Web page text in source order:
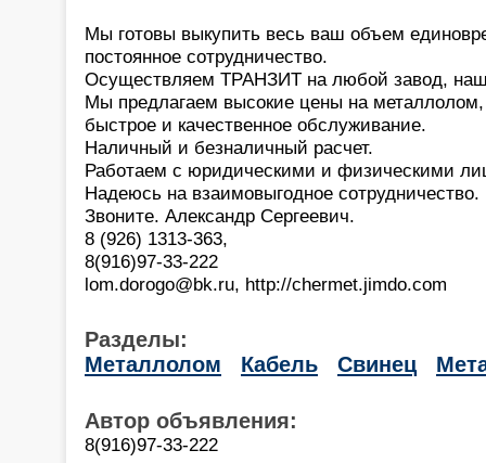
Мы готовы выкупить весь ваш объем
постоянное сотрудничество.
Осуществляем ТРАНЗИТ на любой завод,
Мы предлагаем высокие цены на металлолом,
быстрое и качественное обслуживание.
Наличный и безналичный расчет.
Работаем с юридическими и физическими
Надеюсь на взаимовыгодное сотрудничество.
Звоните. Александр Сергеевич.
8 (926) 1313-363,
8(916)97-33-222
lom.dorogo@bk.ru, http://chermet.jimdo.com
Разделы:
Металлолом
Кабель Свинец
Автор объявления:
8(916)97-33-222